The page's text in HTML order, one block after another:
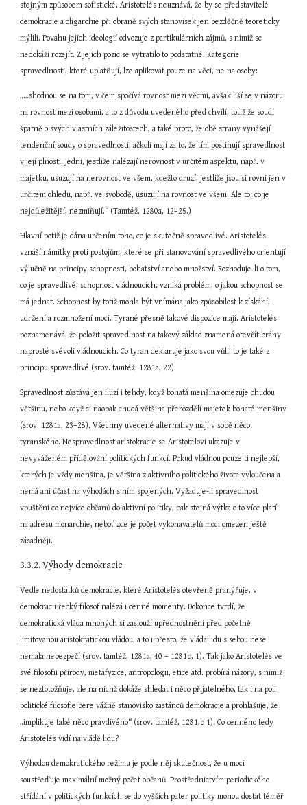
stejným způsobem sofistické. Aristotelés neuznává, že by se představitelé
demokracie a oligarchie při obraně svých stanovisek jen bezděčně teoreticky
mýlili. Povahu jejich ideologií odvozuje z partikulárních zájmů, s nimiž se
nedokáží rozejít. Z jejich pozic se vytratilo to podstatné. Kategorie
spravedlnosti, které uplatňují, lze aplikovat pouze na věci, ne na osoby:
„…shodnou se na tom, v čem spočívá rovnost mezi věcmi, avšak liší se v názoru
na rovnost mezi osobami, a to z důvodu uvedeného před chvílí, totiž že soudí
špatně o svých vlastních záležitostech, a také proto, že obě strany vynášejí
tendenční soudy o spravedlnosti, ačkoli mají za to, že tím postihují spravedlnost
v její plnosti. Jedni, jestliže nalézají nerovnost v určitém aspektu, např. v
majetku, usuzují na nerovnost ve všem, kdežto druzí, jestliže jsou si rovni jen v
určitém ohledu, např. ve svobodě, usuzují na rovnost ve všem. Ale to, co je
nejdůležitější, nezmiňují.“ (Tamtéž, 1280a, 12–25.)
Hlavní potíž je dána určením toho, co je skutečně spravedlivé. Aristotelés
vznáší námitky proti postojům, které se při stanovování spravedlivého orientují
výlučně na principy schopnosti, bohatství anebo množství. Rozhoduje-li o tom,
co je spravedlivé, schopnost vládnoucích, vzniká problém, o jakou schopnost se
má jednat. Schopnost by totiž mohla být vnímána jako způsobilost k získání,
udržení a rozmnožení moci. Tyrané přesně takové dispozice mají. Aristotelés
poznamenává, že položit spravedlnost na takový základ znamená otevřít brány
naprosté svévoli vládnoucích. Co tyran deklaruje jako svou vůli, to je také z
principu spravedlivé (srov. tamtéž, 1281a, 22).
Spravedlnost zůstává jen iluzí i tehdy, když bohatá menšina omezuje chudou
většinu, nebo když si naopak chudá většina přerozdělí majetek bohaté menšiny
(srov. 1281a, 23–28). Všechny uvedené alternativy mají v sobě něco
tyranského. Nespravedlnost aristokracie se Aristotelovi ukazuje v
nevyváženém přidělování politických funkcí. Pokud vládnou pouze ti nejlepší,
kterých je vždy menšina, je většina z aktivního politického života vyloučena a
nemá ani účast na výhodách s ním spojených. Vyžaduje-li spravedlnost
vpuštění co nejvíce občanů do aktivní politiky, pak stejná výtka o to více platí
na adresu monarchie, neboť zde je počet vykonavatelů moci omezen ještě
zásadněji.
3.3.2. Výhody demokracie
Vedle nedostatků demokracie, které Aristotelés otevřeně pranýřuje, v
demokracii řecký filosof nalézá i cenné momenty. Dokonce tvrdí, že
demokratická vláda mnohých si zaslouží upřednostnění před početně
limitovanou aristokratickou vládou, a to i přesto, že vláda lidu s sebou nese
nemalá nebezpečí (srov. tamtéž, 1281a, 40 – 1281b, 1). Tak jako Aristotelés ve
své filosofii přírody, metafyzice, antropologii, etice atd. probírá názory, s nimiž
se neztotožňuje, ale na nichž dokáže shledat i něco přijatelného, tak i na poli
politické filosofie bere vážně stanovisko zastánců demokracie a prohlašuje, že
„implikuje také něco pravdivého“ (srov. tamtéž, 1281,b 1). Co cenného tedy
Aristotelés vidí na vládě lidu?
Výhodou demokratického režimu je podle něj skutečnost, že u moci
soustřeďuje maximální možný počet občanů. Prostřednictvím periodického
střídání v politických funkcích se do vyšších pater politiky mohou dostat téměř